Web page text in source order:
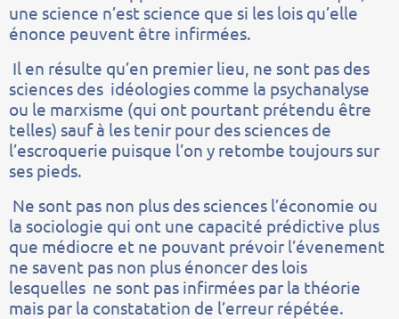
une science n’est science que si les lois qu’elle
énonce peuvent être infirmées.
Il en résulte qu’en premier lieu, ne sont pas des
sciences des idéologies comme la psychanalyse
ou le marxisme (qui ont pourtant prétendu être
telles) sauf à les tenir pour des sciences de
l’escroquerie puisque l’on y retombe toujours sur
ses pieds.
Ne sont pas non plus des sciences l’économie ou
la sociologie qui ont une capacité prédictive plus
que médiocre et ne pouvant prévoir l’évenement
ne savent pas non plus énoncer des lois
lesquelles ne sont pas infirmées par la théorie
mais par la constatation de l’erreur répétée.